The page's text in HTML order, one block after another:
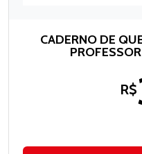
CADERNO DE
R$